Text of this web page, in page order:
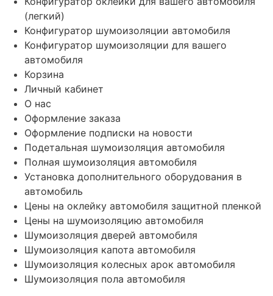
(легкий)
Конфигуратор шумоизоляции автомобиля
Конфигуратор шумоизоляции для вашего
автомобиля
Корзина
Личный кабинет
О нас
Оформление заказа
Оформление подписки на новости
Подетальная шумоизоляция автомобиля
Полная шумоизоляция автомобиля
Установка дополнительного оборудования в
автомобиль
Цены на оклейку автомобиля защитной пленкой
Цены на шумоизоляцию автомобиля
Шумоизоляция дверей автомобиля
Шумоизоляция капота автомобиля
Шумоизоляция колесных арок автомобиля
Шумоизоляция пола автомобиля